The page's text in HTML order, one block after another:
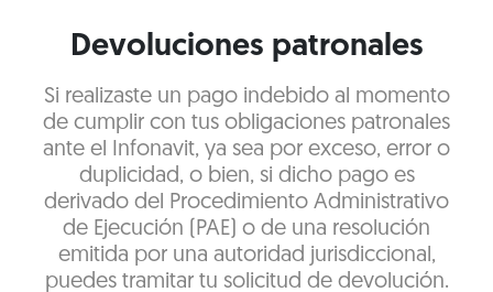
Devoluciones patronales
Si realizaste un pago indebido al momento
de cumplir con tus obligaciones patronales
ante el Infonavit, ya sea por exceso, error o
duplicidad, o bien, si dicho pago es
derivado del Procedimiento Administrativo
de Ejecución (PAE) o de una resolución
emitida por una autoridad jurisdiccional,
puedes tramitar tu solicitud de devolución.